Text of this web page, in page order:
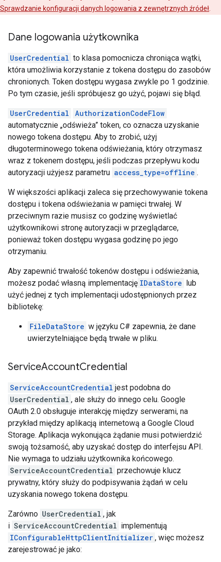
Sprawdzanie konfiguracji danych logowania z zewnętrznych źródeł
Dane logowania użytkownika
UserCredential to klasa pomocnicza chroniąca wątki,
która umożliwia korzystanie z tokena dostępu do zasobów
chronionych. Token dostępu wygasa zwykle po 1 godzinie.
Po tym czasie, jeśli spróbujesz go użyć, pojawi się błąd.
UserCredential
AuthorizationCodeFlow
automatycznie „odświeża” token, co oznacza uzyskanie
nowego tokena dostępu. Aby to zrobić, użyj
długoterminowego tokena odświeżania, który otrzymasz
wraz z tokenem dostępu, jeśli podczas przepływu kodu
autoryzacji użyjesz parametru access_type=offline .
W większości aplikacji zaleca się przechowywanie tokena
dostępu i tokena odświeżania w pamięci trwałej. W
przeciwnym razie musisz co godzinę wyświetlać
użytkownikowi stronę autoryzacji w przeglądarce,
ponieważ token dostępu wygasa godzinę po jego
otrzymaniu.
Aby zapewnić trwałość tokenów dostępu i odświeżania,
możesz podać własną implementację IDataStore lub
użyć jednej z tych implementacji udostępnionych przez
bibliotekę:
FileDataStore w języku C# zapewnia, że dane
uwierzytelniające będą trwałe w pliku.
ServiceAccountCredential
ServiceAccountCredential jest podobna do
UserCredential , ale służy do innego celu. Google
OAuth 2.0 obsługuje interakcję między serwerami, na
przykład między aplikacją internetową a Google Cloud
Storage. Aplikacja wykonująca żądanie musi potwierdzić
swoją tożsamość, aby uzyskać dostęp do interfejsu API.
Nie wymaga to udziału użytkownika końcowego.
ServiceAccountCredential przechowuje klucz
prywatny, który służy do podpisywania żądań w celu
uzyskania nowego tokena dostępu.
Zarówno UserCredential , jak
i ServiceAccountCredential implementują
IConfigurableHttpClientInitializer , więc możesz
zarejestrować je jako: